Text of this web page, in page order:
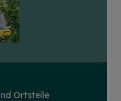
Ortsteile